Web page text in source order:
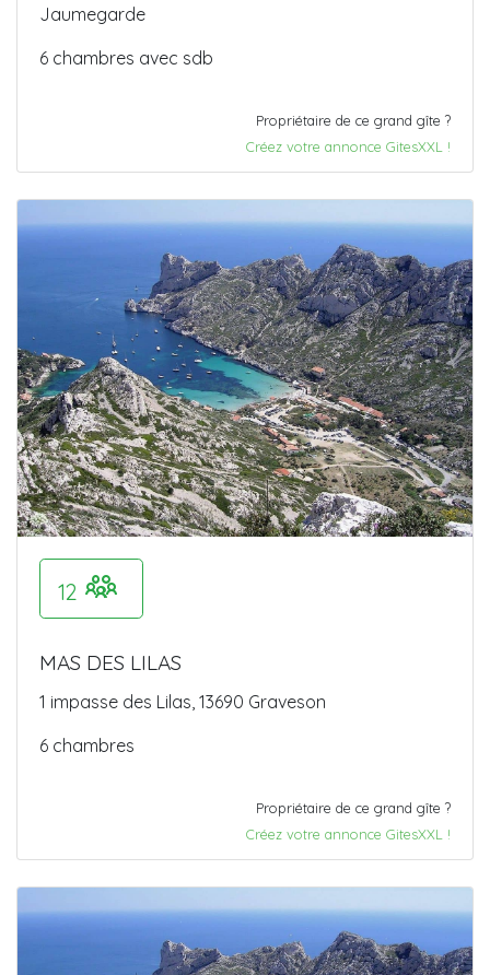
Jaumegarde
6 chambres avec sdb
Propriétaire de ce grand gîte ?
Créez votre annonce GitesXXL !
12
MAS DES LILAS
1 impasse des Lilas, 13690 Graveson
6 chambres
Propriétaire de ce grand gîte ?
Créez votre annonce GitesXXL !